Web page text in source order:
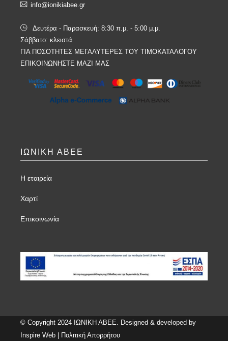
info@ionikiabee.gr
Δευτέρα - Παρασκευή: 8:30 π.μ. - 5:00 μ.μ.
Σάββατο: κλειστά
ΓΙΑ ΠΟΣΟΤΗΤΕΣ ΜΕΓΑΛΥΤΕΡΕΣ ΤΟΥ ΤΙΜΟΚΑΤΑΛΟΓΟΥ
ΕΠΙΚΟΙΝΩΝΗΣΤΕ ΜΑΖΙ ΜΑΣ
ΙΩΝΙΚΗ ΑΒΕΕ
Η εταιρεία
Χαρτί
Επικοινωνία
© Copyright 2024 ΙΩΝΙΚΗ ΑΒΕΕ. Designed & developed by
Inspire Web
Πολιτική Απορρήτου